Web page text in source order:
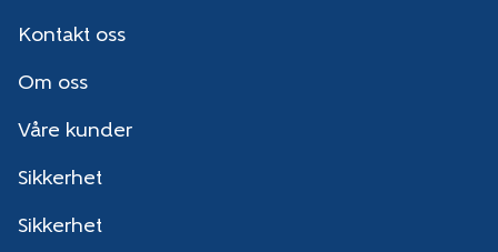
Kontakt oss
Om oss
Våre kunder
Sikkerhet
Sikkerhet